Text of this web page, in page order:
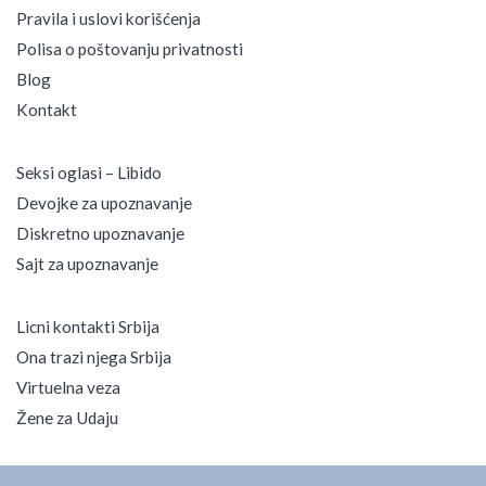
Pravila i uslovi korišćenja
Polisa o poštovanju privatnosti
Blog
Kontakt
Seksi oglasi – Libido
Devojke za upoznavanje
Diskretno upoznavanje
Sajt za upoznavanje
Licni kontakti Srbija
Ona trazi njega Srbija
Virtuelna veza
Žene za Udaju